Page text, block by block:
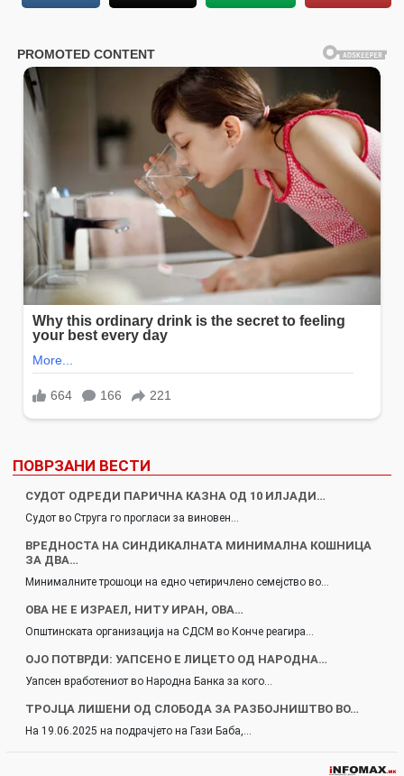
ПОВРЗАНИ ВЕСТИ
СУДОТ ОДРЕДИ ПАРИЧНА КАЗНА ОД 10 ИЛЈАДИ…
Судот во Струга го прогласи за виновен…
ВРЕДНОСТА НА СИНДИКАЛНАТА МИНИМАЛНА КОШНИЦА
ЗА ДВА…
Минималните трошоци на едно четиричлено семејство во…
ОВА НЕ Е ИЗРАЕЛ, НИТУ ИРАН, ОВА…
Општинската организација на СДСМ во Конче реагира…
ОЈО ПОТВРДИ: УАПСЕНО Е ЛИЦЕТО ОД НАРОДНА…
Уапсен вработениот во Народна Банка за кого…
ТРОЈЦА ЛИШЕНИ ОД СЛОБОДА ЗА РАЗБОЈНИШТВО ВО…
На 19.06.2025 на подрачјето на Гази Баба,…